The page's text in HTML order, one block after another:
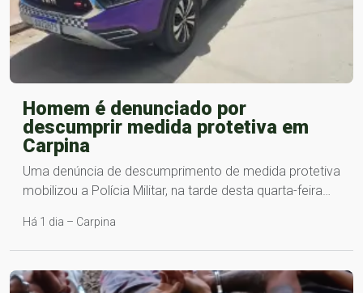
Homem é denunciado por
descumprir medida protetiva em
Carpina
Uma denúncia de descumprimento de medida protetiva
mobilizou a Polícia Militar, na tarde desta quarta-feira…
Há 1 dia – Carpina